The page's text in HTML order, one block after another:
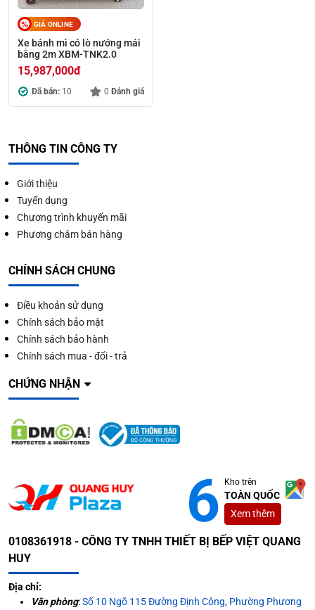
GIÁ ONLINE
Xe bánh mì có lò nướng mái
bằng 2m XBM-TNK2.0
15,987,000đ
Đã bán: 10 0 Đánh giá
THÔNG TIN CÔNG TY
Giới thiệu
Tuyển dụng
Chương trình khuyến mãi
Phương châm bán hàng
CHÍNH SÁCH CHUNG
Điều khoản sử dụng
Chính sách bảo mật
Chính sách bảo hành
Chính sách mua - đổi - trả
CHỨNG NHẬN
Kho trên
TOÀN QUỐC
Xem thêm
0108361918 - CÔNG TY TNHH THIẾT BỊ BẾP VIỆT QUANG
HUY
Địa chỉ:
Văn phòng:Số 10 Ngõ 115 Đường Định Công, Phường Phương